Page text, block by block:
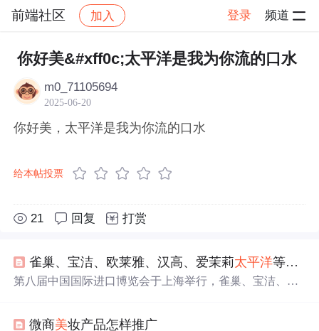
前端社区 加入 登录 频道
社区 前端社区 感慨 帖子详情
你好美&#xff0c;太平洋是我为你流的口水
m0_71105694
2025-06-20
你好美，太平洋是我为你流的口水
给本帖投票
21 回复 打赏
雀巢、宝洁、欧莱雅、汉高、爱茉莉太平洋等消费品巨头亮相第八届进博会 |
第八届中国国际进口博览会于上海举行，雀巢、宝洁、欧
个性化消费趋势，体现对中国市场的深度布局与长期承
微商美妆产品怎样推广